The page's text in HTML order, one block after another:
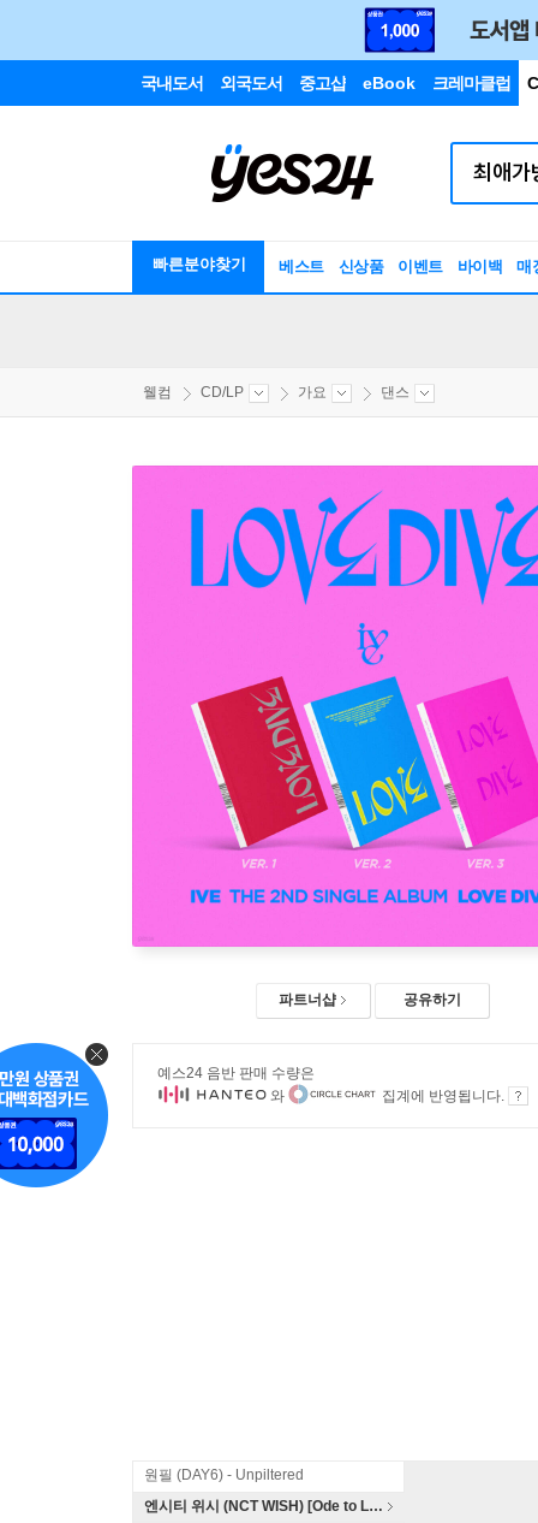
국내도서 외국도서 중고샵 eBook 크레마클럽
빠른분야찾기 베스트 신상품 이벤트 바이백 매
웰컴 CD/LP 가요 댄스
파트너샵 공유하기
예스24 음반 판매 수량은
와
집계에 반영됩니다.
원필 (DAY6) - Unpiltered
엔시티 위시 (NCT WISH) [Ode to Love]